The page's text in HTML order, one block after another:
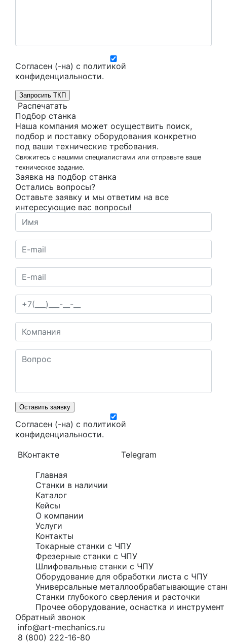
Согласен (-на) с политикой
конфиденциальности.
Запросить ТКП
Распечатать
Подбор станка
Наша компания может осуществить поиск,
подбор и поставку оборудования конкретно
под ваши технические требования.
Свяжитесь с нашими специалистами или отправьте ваше
техническое задание.
Заявка на подбор станка
Остались вопросы?
Оставьте заявку и мы ответим на все
интересующие вас вопросы!
Оставить заявку
Согласен (-на) с политикой
конфиденциальности.
ВКонтакте
Telegram
Главная
Станки в наличии
Каталог
Кейсы
О компании
Услуги
Контакты
Токарные станки с ЧПУ
Фрезерные станки с ЧПУ
Шлифовальные станки с ЧПУ
Оборудование для обработки листа с ЧПУ
Универсальные металлообрабатывающие
Станки глубокого сверления и расточки
Прочее оборудование, оснастка и
Обратный звонок
info@art-mechanics.ru
8 (800) 222-16-80